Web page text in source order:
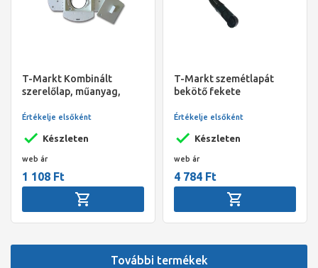
T-Markt Kombinált
szerelőlap, műanyag,
(kis- és nagy méretű
Készleten
Értékelje elsőként
web ár
1 108 Ft
T-Markt szemétlapát
bekötő fekete
Készleten
Értékelje elsőként
web ár
4 784 Ft
További termékek